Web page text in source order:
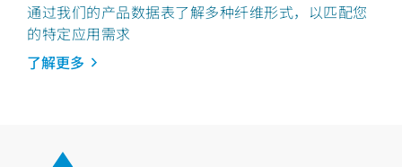
通过我们的产品数据表了解多种纤维形式，以匹配您
的特定应用需求
了解更多